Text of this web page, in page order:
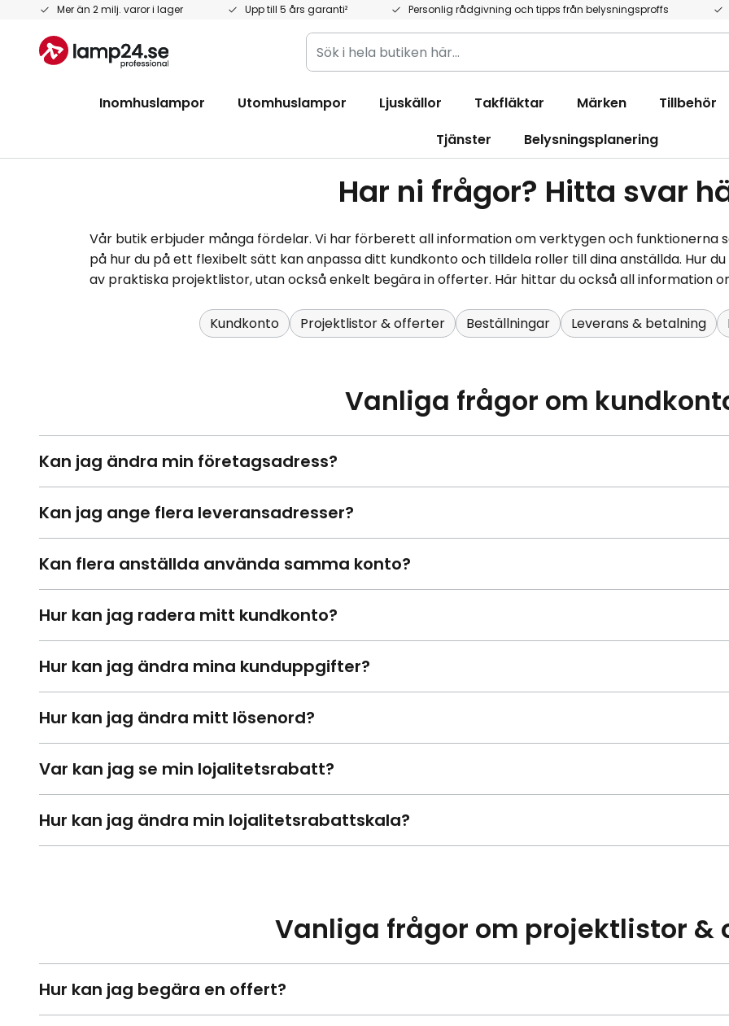
Mer än 2 milj. varor i lager Upp till 5 års garanti² Personlig rådgivning och tipps från belysningsproffs
Hoppa
innehållet
Sök
i
butiken
Inomhuslampor Utomhuslampor Ljuskällor Takfläktar Märken
Tillbehör
Tjänster
Belysningsplanering
Har ni frågor? Hitta svar
Vår butik erbjuder många fördelar. Vi har förberett all information om verktygen och funktionerna
på hur du på ett flexibelt sätt kan anpassa ditt kundkonto och tilldela roller till dina anställda. Hur
av praktiska projektlistor, utan också enkelt begära in offerter. Här hittar du också all information
Kundkonto Projektlistor & offerter Beställningar Leverans & betalning
Vanliga frågor om
Kan jag ändra min företagsadress?
Kan jag ange flera leveransadresser?
Kan flera anställda använda samma konto?
Hur kan jag radera mitt kundkonto?
Hur kan jag ändra mina kunduppgifter?
Hur kan jag ändra mitt lösenord?
Var kan jag se min lojalitetsrabatt?
Hur kan jag ändra min lojalitetsrabattskala?
Vanliga frågor om projektlistor &
Hur kan jag begära en offert?